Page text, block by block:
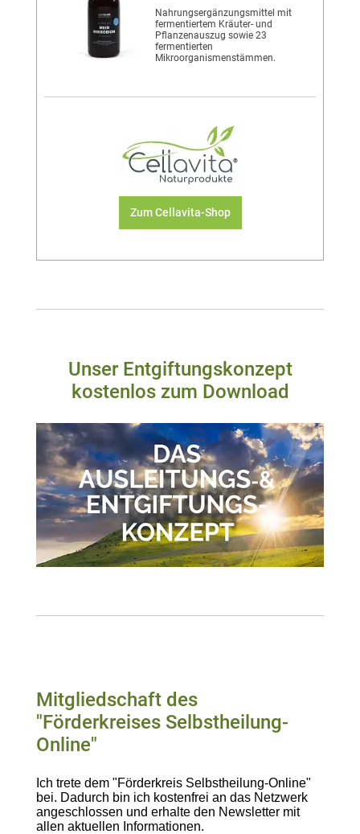
Nahrungsergänzungsmittel mit
fermentiertem Kräuter- und
Pflanzenauszug sowie 23
fermentierten
Mikroorganismenstämmen.
Zum Cellavita-Shop
Unser Entgiftungskonzept
kostenlos zum Download
Mitgliedschaft des
"Förderkreises Selbstheilung-
Online"
Ich trete dem "Förderkreis Selbstheilung-Online"
bei. Dadurch bin ich kostenfrei an das Netzwerk
angeschlossen und erhalte den Newsletter mit
allen aktuellen Informationen.